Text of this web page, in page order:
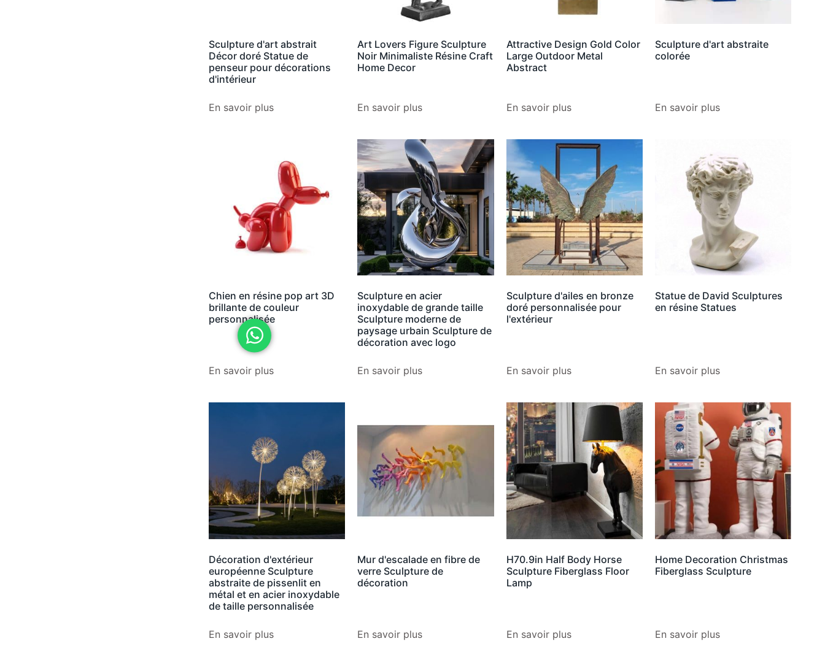
Sculpture d'art abstrait
Décor doré Statue de
penseur pour décorations
d'intérieur
En savoir plus
Art Lovers Figure Sculpture
Noir Minimaliste Résine Craft
Home Decor
En savoir plus
Attractive Design Gold Color
Large Outdoor Metal
Abstract
En savoir plus
Sculpture d'art abstraite
colorée
En savoir plus
Chien en résine pop art 3D
brillante de couleur
personnalisée
En savoir plus
Sculpture en acier
inoxydable de grande taille
Sculpture moderne de
paysage urbain Sculpture de
décoration avec logo
En savoir plus
Sculpture d'ailes en bronze
doré personnalisée pour
l'extérieur
En savoir plus
Statue de David Sculptures
en résine Statues
En savoir plus
Décoration d'extérieur
européenne Sculpture
abstraite de pissenlit en
métal et en acier inoxydable
de taille personnalisée
En savoir plus
Mur d'escalade en fibre de
verre Sculpture de
décoration
En savoir plus
H70.9in Half Body Horse
Sculpture Fiberglass Floor
Lamp
En savoir plus
Home Decoration Christmas
Fiberglass Sculpture
En savoir plus